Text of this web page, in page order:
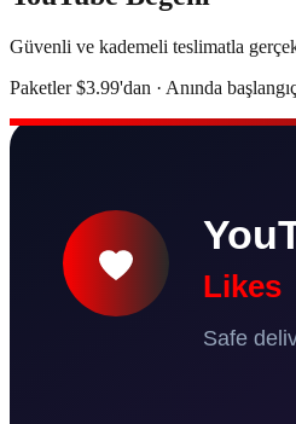
Güvenli ve kademeli teslimatla
Paketler $3.99'dan · Anında